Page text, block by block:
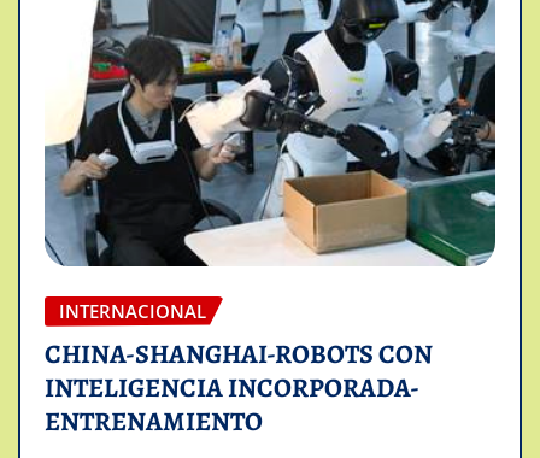
INTERNACIONAL
CHINA-SHANGHAI-ROBOTS CON
INTELIGENCIA INCORPORADA-
ENTRENAMIENTO